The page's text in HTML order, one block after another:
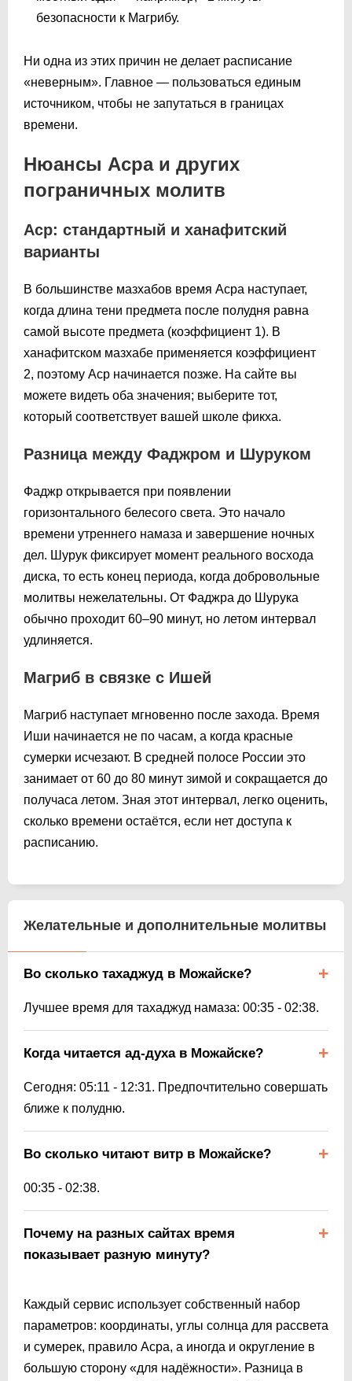
безопасности к Магрибу.
Ни одна из этих причин не делает расписание
«неверным». Главное — пользоваться единым
источником, чтобы не запутаться в границах
времени.
Нюансы Асра и других
пограничных молитв
Аср: стандартный и ханафитский
варианты
В большинстве мазхабов время Асра наступает,
когда длина тени предмета после полудня равна
самой высоте предмета (коэффициент 1). В
ханафитском мазхабе применяется коэффициент
2, поэтому Аср начинается позже. На сайте вы
можете видеть оба значения; выберите тот,
который соответствует вашей школе фикха.
Разница между Фаджром и Шуруком
Фаджр открывается при появлении
горизонтального белесого света. Это начало
времени утреннего намаза и завершение ночных
дел. Шурук фиксирует момент реального восхода
диска, то есть конец периода, когда добровольные
молитвы нежелательны. От Фаджра до Шурука
обычно проходит 60–90 минут, но летом интервал
удлиняется.
Магриб в связке с Ишей
Магриб наступает мгновенно после захода. Время
Иши начинается не по часам, а когда красные
сумерки исчезают. В средней полосе России это
занимает от 60 до 80 минут зимой и сокращается до
получаса летом. Зная этот интервал, легко оценить,
сколько времени остаётся, если нет доступа к
расписанию.
Желательные и дополнительные молитвы
Во сколько тахаджуд в Можайске?
Лучшее время для тахаджуд намаза: 00:35 - 02:38.
Когда читается ад-духа в Можайске?
Сегодня: 05:11 - 12:31. Предпочтительно совершать
ближе к полудню.
Во сколько читают витр в Можайске?
00:35 - 02:38.
Почему на разных сайтах время
показывает разную минуту?
Каждый сервис использует собственный набор
параметров: координаты, углы солнца для рассвета
и сумерек, правило Асра, а иногда и округление в
большую сторону «для надёжности». Разница в